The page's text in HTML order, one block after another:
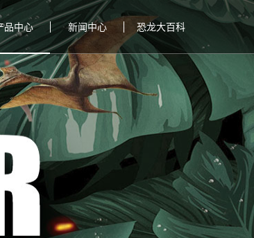
品中心 新闻中心 恐龙大百科